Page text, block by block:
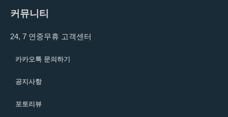
커뮤니티
24, 7 연중무휴 고객센터
카카오톡 문의하기
공지사항
포토리뷰